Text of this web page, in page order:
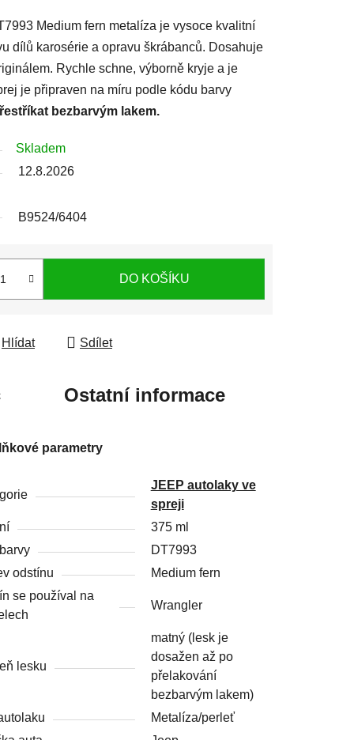
Medium fern metalíza je vysoce kvalitní
dílů karosérie a opravu škrábanců. Dosahuje
Rychle schne, výborně kryje a je
je připraven na míru podle kódu barvy
bezbarvým lakem.
Skladem
12.8.2026
B9524/6404
DO KOŠÍKU
Hlídat Sdílet
Ostatní informace
parametry
JEEP autolaky ve
spreji
375 ml
DT7993
odstínu
Medium fern
se používal na
Wrangler
lesku
matný (lesk je
dosažen až po
přelakování
bezbarvým lakem)
Metalíza/perleť